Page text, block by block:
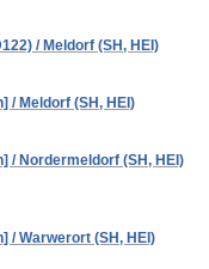
/ Meldorf (SH, HEI)
/ Meldorf (SH, HEI)
/ Nordermeldorf (SH, HEI)
/ Warwerort (SH, HEI)